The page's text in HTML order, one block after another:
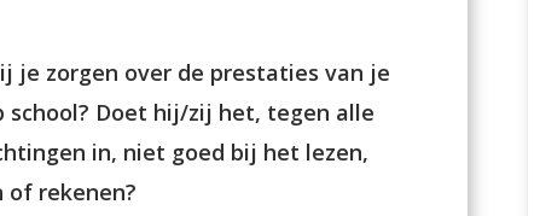
je zorgen over de prestaties van je
school? Doet hij/zij het, tegen alle
in, niet goed bij het lezen,
of rekenen?